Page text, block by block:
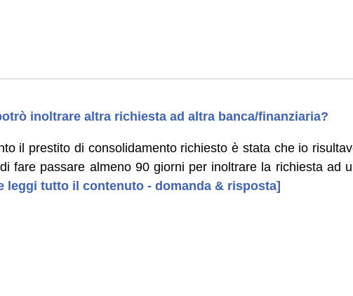
inoltrare altra richiesta ad altra banca/finanziaria?
il prestito di consolidamento richiesto è stata che io
fare passare almeno 90 giorni per inoltrare la richiesta ad
leggi tutto il contenuto - domanda & risposta]